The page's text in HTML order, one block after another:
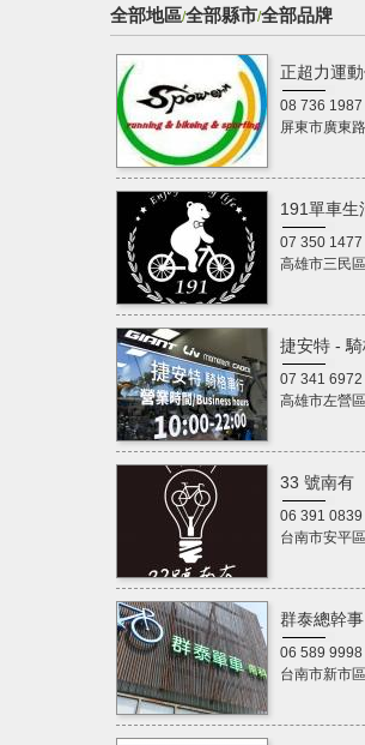
全部地區/全部縣市/全部品牌
正超力運
08 736 1987
屏東市廣東
191單車生
07 350 1477
高雄市三民
捷安特 -
07 341 6972
高雄市左營
33 號南有
06 391 0839
台南市安平
群泰總幹
06 589 9998
台南市新市